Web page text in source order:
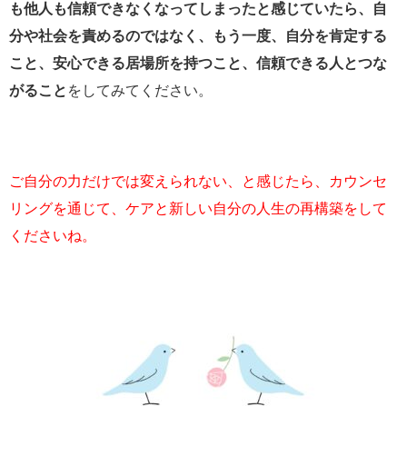
も他人も信頼できなくなってしまったと感じていたら、自
分や社会を責めるのではなく、もう一度、自分を肯定する
こと、安心できる居場所を持つこと、信頼できる人とつな
がること をしてみてください。
ご自分の力だけでは変えられない、と感じたら、カウンセ
リングを通じて、ケアと新しい自分の人生の再構築をして
くださいね。